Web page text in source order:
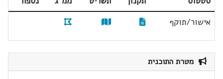
אישור/תוקף
מטרת התוכנית